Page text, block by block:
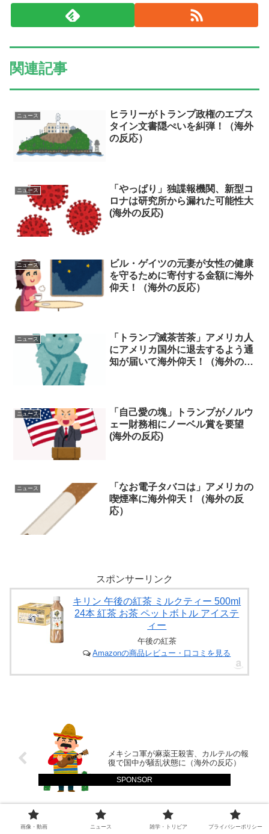
SPONSOR
関連記事
ニュース
ヒラリーがトランプ政権のエプス
タイン文書隠ぺいを糾弾！（海外
の反応）
ニュース
「やっぱり」独諜報機関、新型コ
ロナは研究所から漏れた可能性大
(海外の反応)
ニュース
ビル・ゲイツの元妻が女性の健康
を守るために寄付する金額に海外
仰天！（海外の反応）
ニュース
「トランプ滅茶苦茶」アメリカ人
にアメリカ国外に退去するよう通
知が届いて海外仰天！（海外の反
ニュース
「自己愛の塊」トランプがノルウ
ェー財務相にノーベル賞を要望
(海外の反応)
ニュース
「なお電子タバコは」アメリカの
喫煙率に海外仰天！（海外の反
応）
スポンサーリンク
キリン 午後の紅茶 ミルクティー 500ml
24本 紅茶 お茶 ペットボトル アイステ
ィー
午後の紅茶
Amazonの商品レビュー・口コミを見る
メキシコ軍が麻薬王殺害、カルテルの報
復で国中が騒乱状態に（海外の反応）
画像・動画 ニュース 雑学・トリビア プライバシーポリシー